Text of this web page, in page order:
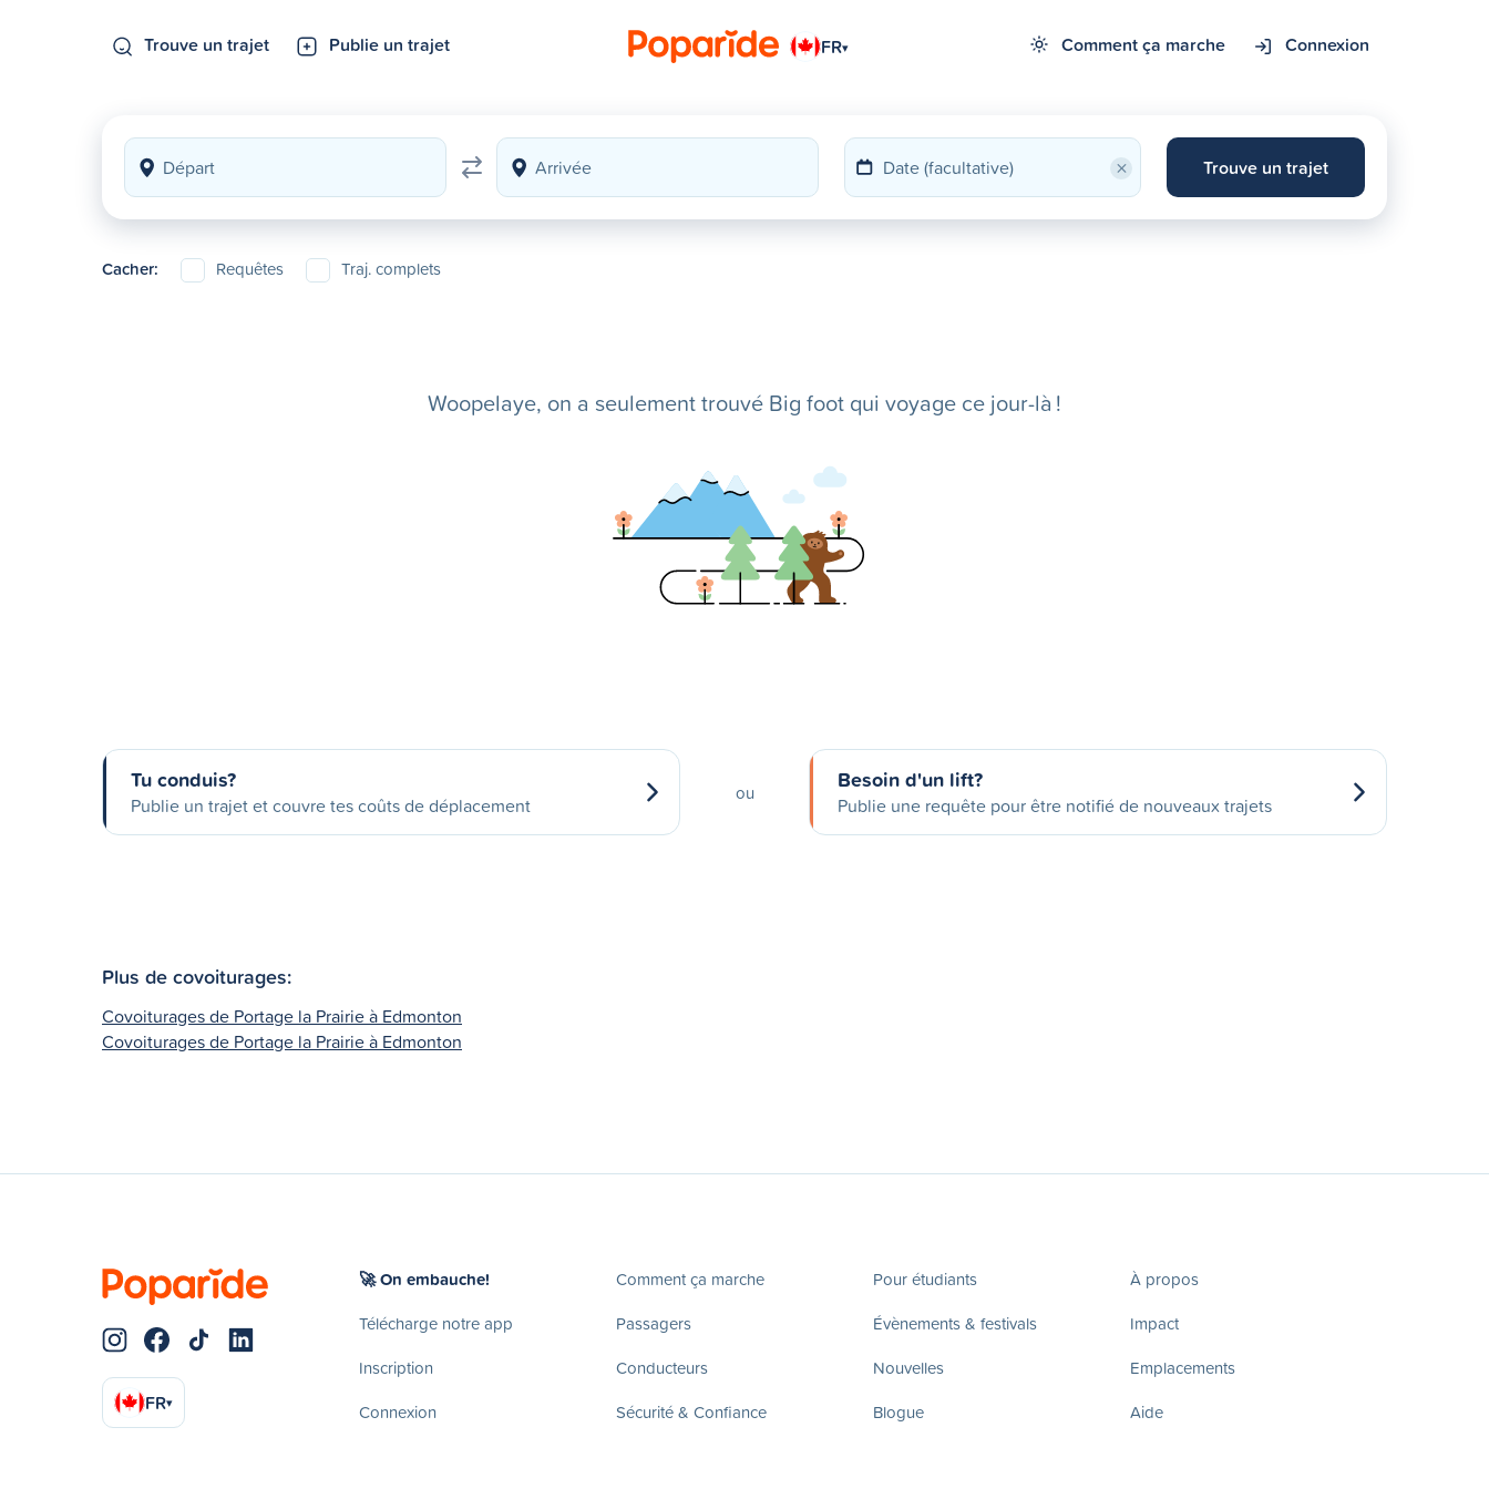
Trouve un trajet Publie un trajet FR▾ Comment ça marche Connexion
× Trouve un trajet
Cacher: Requêtes Traj. complets
Woopelaye, on a seulement trouvé Big foot qui voyage ce jour-là !
Tu conduis?
Publie un trajet et couvre tes coûts de déplacement
ou Besoin d'un lift?
Publie une requête pour être notifié de nouveaux trajets
Plus de covoiturages:
Covoiturages de Portage la Prairie à Edmonton
Covoiturages de Portage la Prairie à Edmonton
FR▾
🚀 On embauche!
Télécharge notre app
Inscription
Connexion
Comment ça marche
Passagers
Conducteurs
Sécurité & Confiance
Pour étudiants
Évènements & festivals
Nouvelles
Blogue
À propos
Impact
Emplacements
Aide